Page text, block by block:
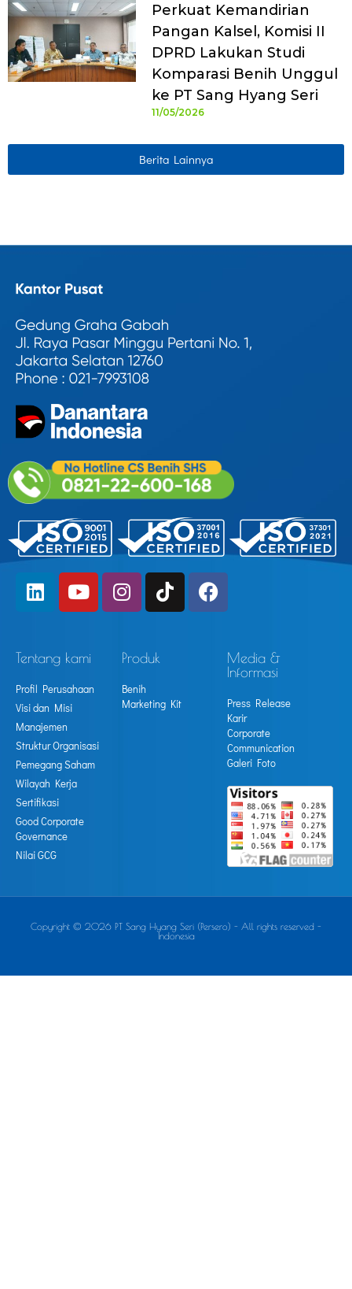
Perkuat Kemandirian
Pangan Kalsel, Komisi II
DPRD Lakukan Studi
Komparasi Benih Unggul
ke PT Sang Hyang Seri
11/05/2026
Berita Lainnya
Tentang kami
Profil Perusahaan
Visi dan Misi
Manajemen
Struktur Organisasi
Pemegang Saham
Wilayah Kerja
Sertifikasi
Good Corporate
Governance
Nilai GCG
Produk
Benih
Marketing Kit
Media &
Informasi
Press Release
Karir
Corporate
Communication
Galeri Foto
Copyright © 2026 PT Sang Hyang Seri (Persero) - All rights reserved -
Indonesia